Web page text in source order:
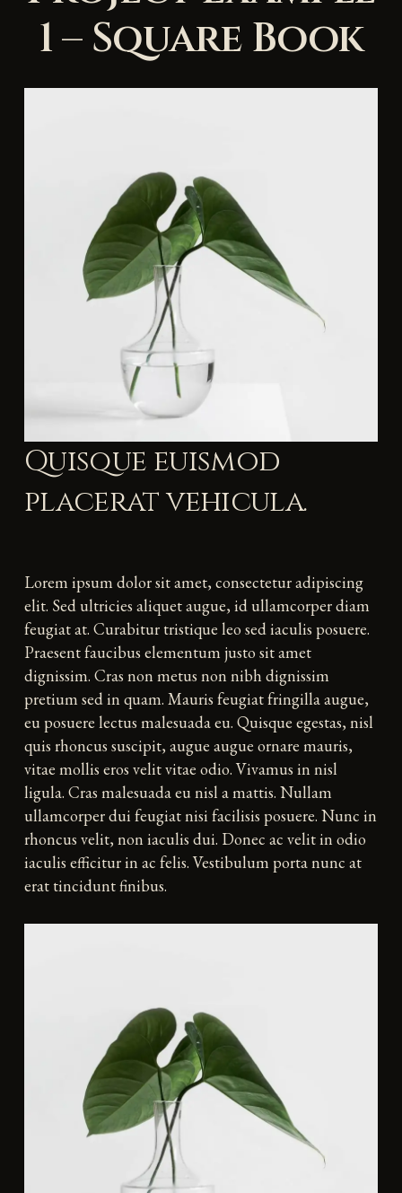
1 – Square Book
Quisque euismod
placerat vehicula.
Lorem ipsum dolor sit amet, consectetur adipiscing
elit. Sed ultricies aliquet augue, id ullamcorper diam
feugiat at. Curabitur tristique leo sed iaculis posuere.
Praesent faucibus elementum justo sit amet
dignissim. Cras non metus non nibh dignissim
pretium sed in quam. Mauris feugiat fringilla augue,
eu posuere lectus malesuada eu. Quisque egestas, nisl
quis rhoncus suscipit, augue augue ornare mauris,
vitae mollis eros velit vitae odio. Vivamus in nisl
ligula. Cras malesuada eu nisl a mattis. Nullam
ullamcorper dui feugiat nisi facilisis posuere. Nunc in
rhoncus velit, non iaculis dui. Donec ac velit in odio
iaculis efficitur in ac felis. Vestibulum porta nunc at
erat tincidunt finibus.